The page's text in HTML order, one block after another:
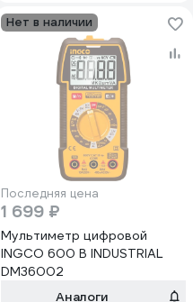
Нет в наличии
Последняя цена
1 699 ₽
Мультиметр цифровой
INGCO 600 В INDUSTRIAL
DM36002
Аналоги